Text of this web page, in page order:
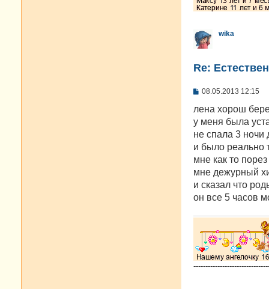
wika
Re:
С
о
щ
е
и
е
08.05.2013 12:15
лена хорош
у меня была
не спала 3 ночи
и было реально
мне как то
мне дежурный
и сказал что
он все 5 часов